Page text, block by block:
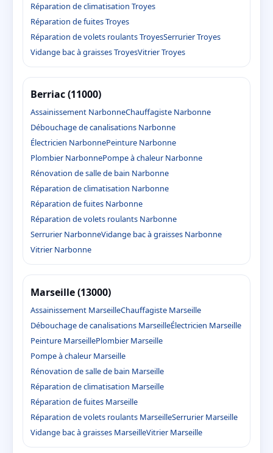
Réparation de climatisation Troyes
Réparation de fuites Troyes
Réparation de volets roulants TroyesSerrurier Troyes
Vidange bac à graisses TroyesVitrier Troyes
Berriac (11000)
Assainissement NarbonneChauffagiste Narbonne
Débouchage de canalisations Narbonne
Électricien NarbonnePeinture Narbonne
Plombier NarbonnePompe à chaleur Narbonne
Rénovation de salle de bain Narbonne
Réparation de climatisation Narbonne
Réparation de fuites Narbonne
Réparation de volets roulants Narbonne
Serrurier NarbonneVidange bac à graisses Narbonne
Vitrier Narbonne
Marseille (13000)
Assainissement MarseilleChauffagiste Marseille
Débouchage de canalisations MarseilleÉlectricien Marseille
Peinture MarseillePlombier Marseille
Pompe à chaleur Marseille
Rénovation de salle de bain Marseille
Réparation de climatisation Marseille
Réparation de fuites Marseille
Réparation de volets roulants MarseilleSerrurier Marseille
Vidange bac à graisses MarseilleVitrier Marseille